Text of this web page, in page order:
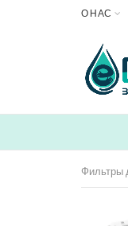
О НАС
Фильтры